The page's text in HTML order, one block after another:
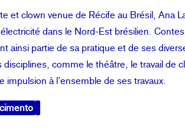
et clown venue de Récife au Brésil, Ana
dans le Nord-Est brésilien.
ainsi partie de sa pratique et de ses
comme le théâtre, le travail de
à l’ensemble de ses travaux.